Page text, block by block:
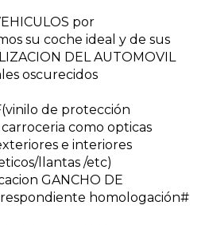
por
su coche ideal y de sus
DEL AUTOMOVIL
oscurecidos
de protección
como opticas
e interiores
llantas /etc)
GANCHO DE
homologación#